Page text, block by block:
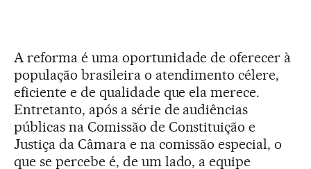
A reforma é uma oportunidade de oferecer à
população brasileira o atendimento célere,
eficiente e de qualidade que ela merece.
Entretanto, após a série de audiências
públicas na Comissão de Constituição e
Justiça da Câmara e na comissão especial, o
que se percebe é, de um lado, a equipe